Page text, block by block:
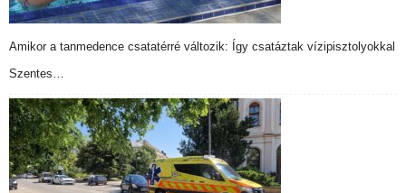
Amikor a tanmedence csatatérré változik: Így csatáztak vízipisztolyokkal
Szentes…